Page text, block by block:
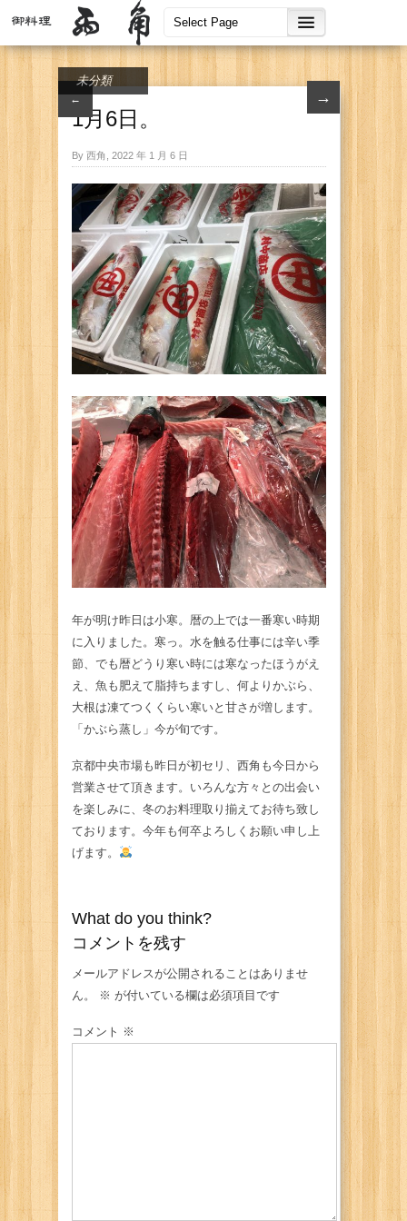
← →
未分類
1月6日。
By 西角, 2022 年 1 月 6 日
年が明け昨日は小寒。暦の上では一番寒い時期
に入りました。寒っ。水を触る仕事には辛い季
節、でも暦どうり寒い時には寒なったほうがえ
え、魚も肥えて脂持ちますし、何よりかぶら、
大根は凍てつくくらい寒いと甘さが増します。
「かぶら蒸し」今が旬です。
京都中央市場も昨日が初セリ、西角も今日から
営業させて頂きます。いろんな方々との出会い
を楽しみに、冬のお料理取り揃えてお待ち致し
ております。今年も何卒よろしくお願い申し上
げます。
What do you think?
コメントを残す
メールアドレスが公開されることはありませ
ん。
※ が付いている欄は必須項目です
コメント ※